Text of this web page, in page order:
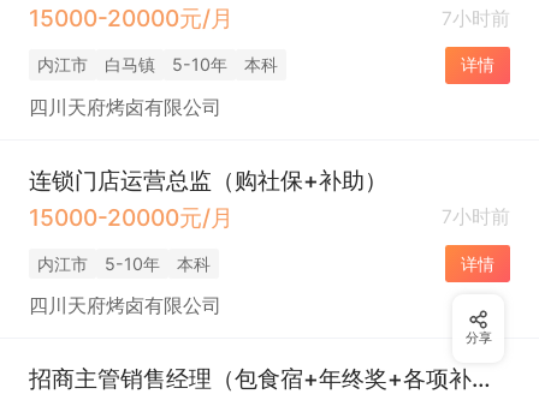
15000-20000元/月
7小时前
内江市 白马镇 5-10年 本科 详情
四川天府烤卤有限公司
连锁门店运营总监（购社保+补助）
15000-20000元/月
7小时前
内江市 5-10年 本科 详情
四川天府烤卤有限公司
招商主管销售经理（包食宿+年终奖+各项补贴）
分享